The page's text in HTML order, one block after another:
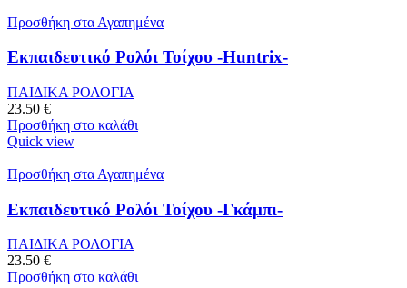
Προσθήκη στα Αγαπημένα
Εκπαιδευτικό Ρολόι Τοίχου -Huntrix-
ΠΑΙΔΙΚΑ ΡΟΛΟΓΙΑ
23.50 €
Προσθήκη στο καλάθι
Quick view
Προσθήκη στα Αγαπημένα
Εκπαιδευτικό Ρολόι Τοίχου -Γκάμπι-
ΠΑΙΔΙΚΑ ΡΟΛΟΓΙΑ
23.50 €
Προσθήκη στο καλάθι